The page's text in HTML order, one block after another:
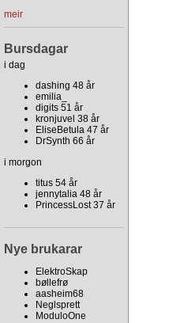
meir
Bursdagar
i dag
dashing 48 år
emilia_
digits 51 år
kronjuvel 38 år
EliseBetula 47 år
DrSynth 66 år
i morgon
titus 54 år
jennytalia 48 år
PrincessLost 37 år
Nye brukarar
ElektroSkap
bøllefrø
aasheim68
Neglsprett
ModuloOne